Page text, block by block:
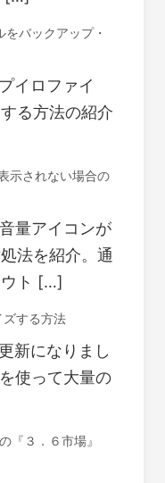
バックアップ・
イロファイ
る方法の紹介
示されない場合の
量アイコンが
法を紹介。通
ウト […]
する方法
新になりまし
使って大量の
『３．６市場』